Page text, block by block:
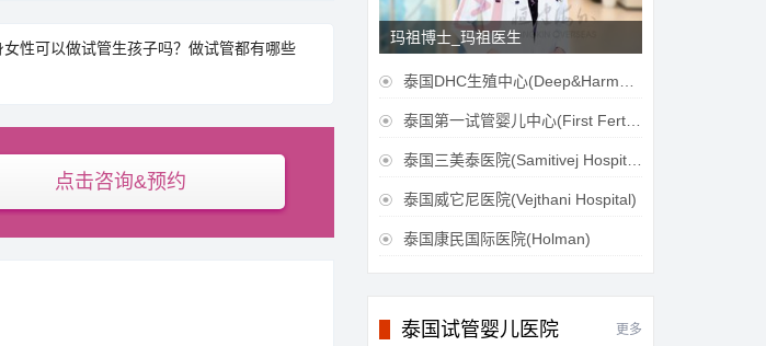
性可以做试管生孩子吗？做试管都有哪些
点击咨询&预约
玛祖博士_玛祖医生
 泰国DHC生殖中心(Deep&Harmonicare IVF Center)
 泰国第一试管婴儿中心(First Fertilily PGS Center Limitied)
 泰国三美泰医院(Samitivej Hospital)
 泰国威它尼医院(Vejthani Hospital)
 泰国康民国际医院(Holman)
泰国试管婴儿医院 更多